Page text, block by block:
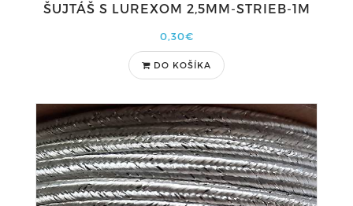
ŠUJTÁŠ S LUREXOM 2,5MM-STRIEB-1M
0,30€
DO KOŠÍKA